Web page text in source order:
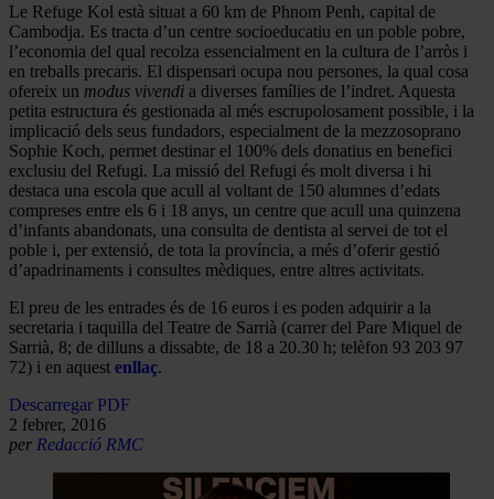
Le Refuge Kol està situat a 60 km de Phnom Penh, capital de
Cambodja. Es tracta d’un centre socioeducatiu en un poble pobre,
l’economia del qual recolza essencialment en la cultura de l’arròs i
en treballs precaris. El dispensari ocupa nou persones, la qual cosa
ofereix un modus vivendi a diverses famílies de l’indret. Aquesta
petita estructura és gestionada al més escrupolosament possible, i la
implicació dels seus fundadors, especialment de la mezzosoprano
Sophie Koch, permet destinar el 100% dels donatius en benefici
exclusiu del Refugi. La missió del Refugi és molt diversa i hi
destaca una escola que acull al voltant de 150 alumnes d’edats
compreses entre els 6 i 18 anys, un centre que acull una quinzena
d’infants abandonats, una consulta de dentista al servei de tot el
poble i, per extensió, de tota la província, a més d’oferir gestió
d’apadrinaments i consultes mèdiques, entre altres activitats.
El preu de les entrades és de 16 euros i es poden adquirir a la
secretaria i taquilla del Teatre de Sarrià (carrer del Pare Miquel de
Sarrià, 8; de dilluns a dissabte, de 18 a 20.30 h; telèfon 93 203 97
72) i en aquest enllaç.
Descarregar PDF
2 febrer, 2016
per Redacció RMC